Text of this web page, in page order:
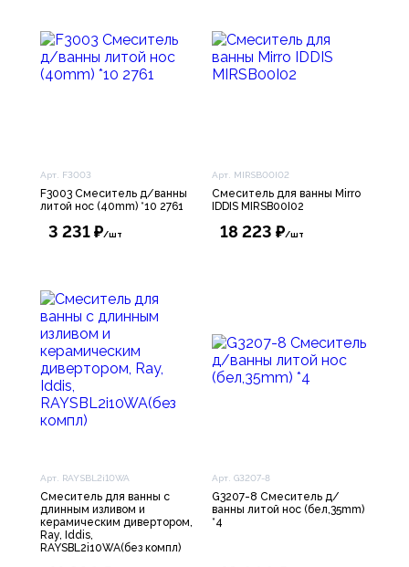
Арт. F3003
F3003 Смеситель д/ванны
литой нос (40mm) *10 2761
3 231 ₽/шт
Арт. MIRSB00I02
Смеситель для ванны Mirro
IDDIS MIRSB00I02
18 223 ₽/шт
Арт. RAYSBL2i10WA
Смеситель для ванны с
длинным изливом и
керамическим дивертором,
Ray, Iddis,
RAYSBL2i10WA(без компл)
Арт. G3207-8
G3207-8 Смеситель д/
ванны литой нос (бел,35mm)
*4